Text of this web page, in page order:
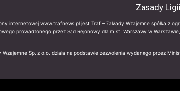
Zasady
internetowej www.trafnews.pl jest Traf – Zakłady Wzajemne spółka z
prowadzonego przez Sąd Rejonowy dla m.st. Warszawy w
Wzajemne Sp. z o.o. działa na podstawie zezwolenia wydanego przez